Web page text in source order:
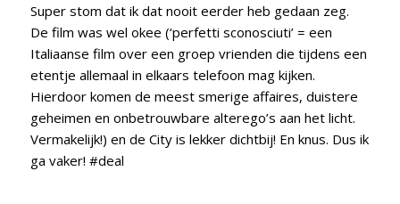
Super stom dat ik dat nooit eerder heb gedaan zeg.
De film was wel okee (‘perfetti sconosciuti’ = een
Italiaanse film over een groep vrienden die tijdens een
etentje allemaal in elkaars telefoon mag kijken.
Hierdoor komen de meest smerige affaires, duistere
geheimen en onbetrouwbare alterego’s aan het licht.
Vermakelijk!) en de City is lekker dichtbij! En knus. Dus ik
ga vaker! #deal